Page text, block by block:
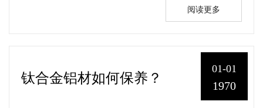
阅读更多
01-01
1970
钛合金铝材如何保养？